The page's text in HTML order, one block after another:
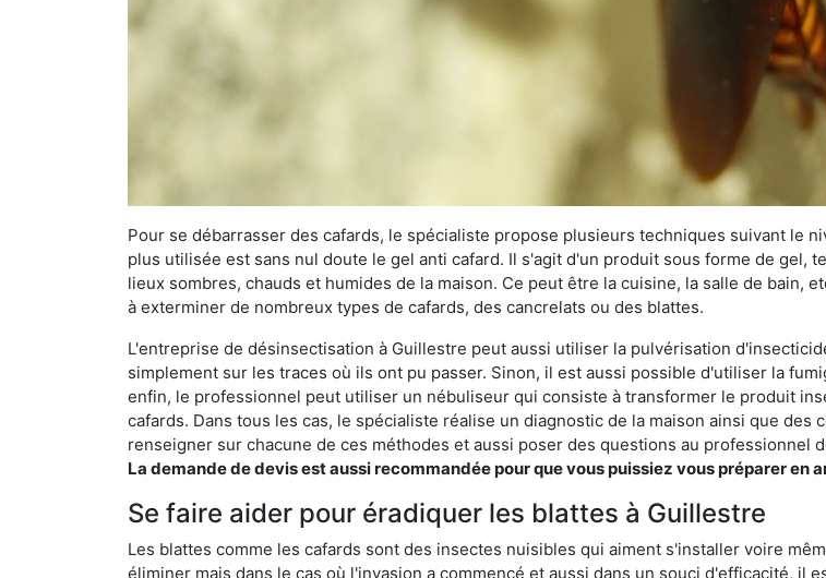
Pour se débarrasser des cafards, le spécialiste propose plusieurs techniques suivant le
plus utilisée est sans nul doute le gel anti cafard. Il s'agit d'un produit sous forme de gel,
lieux sombres, chauds et humides de la maison. Ce peut être la cuisine, la salle de bain,
à exterminer de nombreux types de cafards, des cancrelats ou des blattes.
L'entreprise de désinsectisation à Guillestre peut aussi utiliser la pulvérisation
simplement sur les traces où ils ont pu passer. Sinon, il est aussi possible d'utiliser la
enfin, le professionnel peut utiliser un nébuliseur qui consiste à transformer le produit
cafards. Dans tous les cas, le spécialiste réalise un diagnostic de la maison ainsi que
renseigner sur chacune de ces méthodes et aussi poser des questions au
La demande de devis est aussi recommandée pour que vous puissiez vous préparer en
Se faire aider pour éradiquer les blattes à Guillestre
Les blattes comme les cafards sont des insectes nuisibles qui aiment s'installer voire
éliminer mais dans le cas où l'invasion a commencé et aussi dans un souci d'efficacité, il